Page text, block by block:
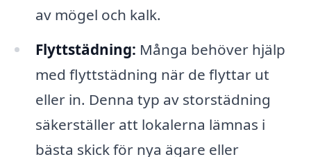
av mögel och kalk.
Flyttstädning: Många behöver hjälp
med flyttstädning när de flyttar ut
eller in. Denna typ av storstädning
säkerställer att lokalerna lämnas i
bästa skick för nya ägare eller